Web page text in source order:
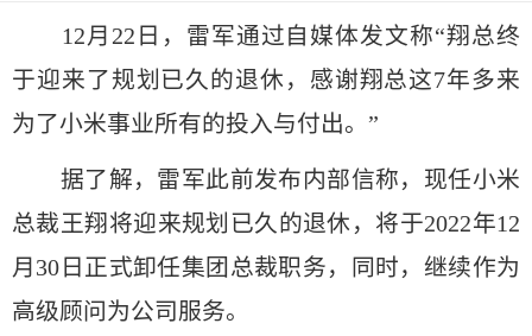
12月22日，雷军通过自媒体发文称“翔总终
于迎来了规划已久的退休，感谢翔总这7年多来
为了小米事业所有的投入与付出。”
据了解，雷军此前发布内部信称，现任小米
总裁王翔将迎来规划已久的退休，将于2022年12
月30日正式卸任集团总裁职务，同时，继续作为
高级顾问为公司服务。